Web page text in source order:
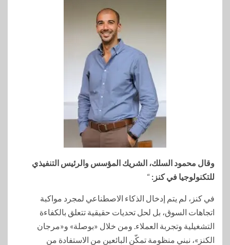
وقال محمود السلك، الشريك المؤسس والرئيس التنفيذي
للتكنولوجيا في كنز: “
في كنز، لم يتم إدخال الذكاء الاصطناعي لمجرد مواكبة
اتجاهات السوق، بل لحل تحديات حقيقية تتعلق بالكفاءة
التشغيلية وتجربة العملاء. ومن خلال «بوصلة» و«مرجان
الكنز»، نبني منظومة تمكّن البائعين من الاستفادة من